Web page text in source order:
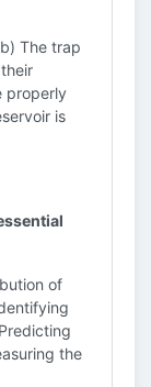
The trap
properly
is
of
the